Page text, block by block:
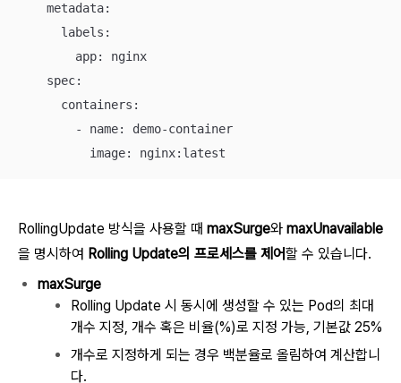
    metadata:
      labels:
        app: nginx
    spec:
      containers:
        - name: demo-container
          image: nginx:latest
RollingUpdate 방식을 사용할 때 maxSurge와 maxUnavailable
을 명시하여 Rolling Update의 프로세스를 제어할 수 있습니다.
maxSurge
Rolling Update 시 동시에 생성할 수 있는 Pod의 최대
개수 지정, 개수 혹은 비율(%)로 지정 가능, 기본값 25%
개수로 지정하게 되는 경우 백분율로 올림하여 계산합니
다.